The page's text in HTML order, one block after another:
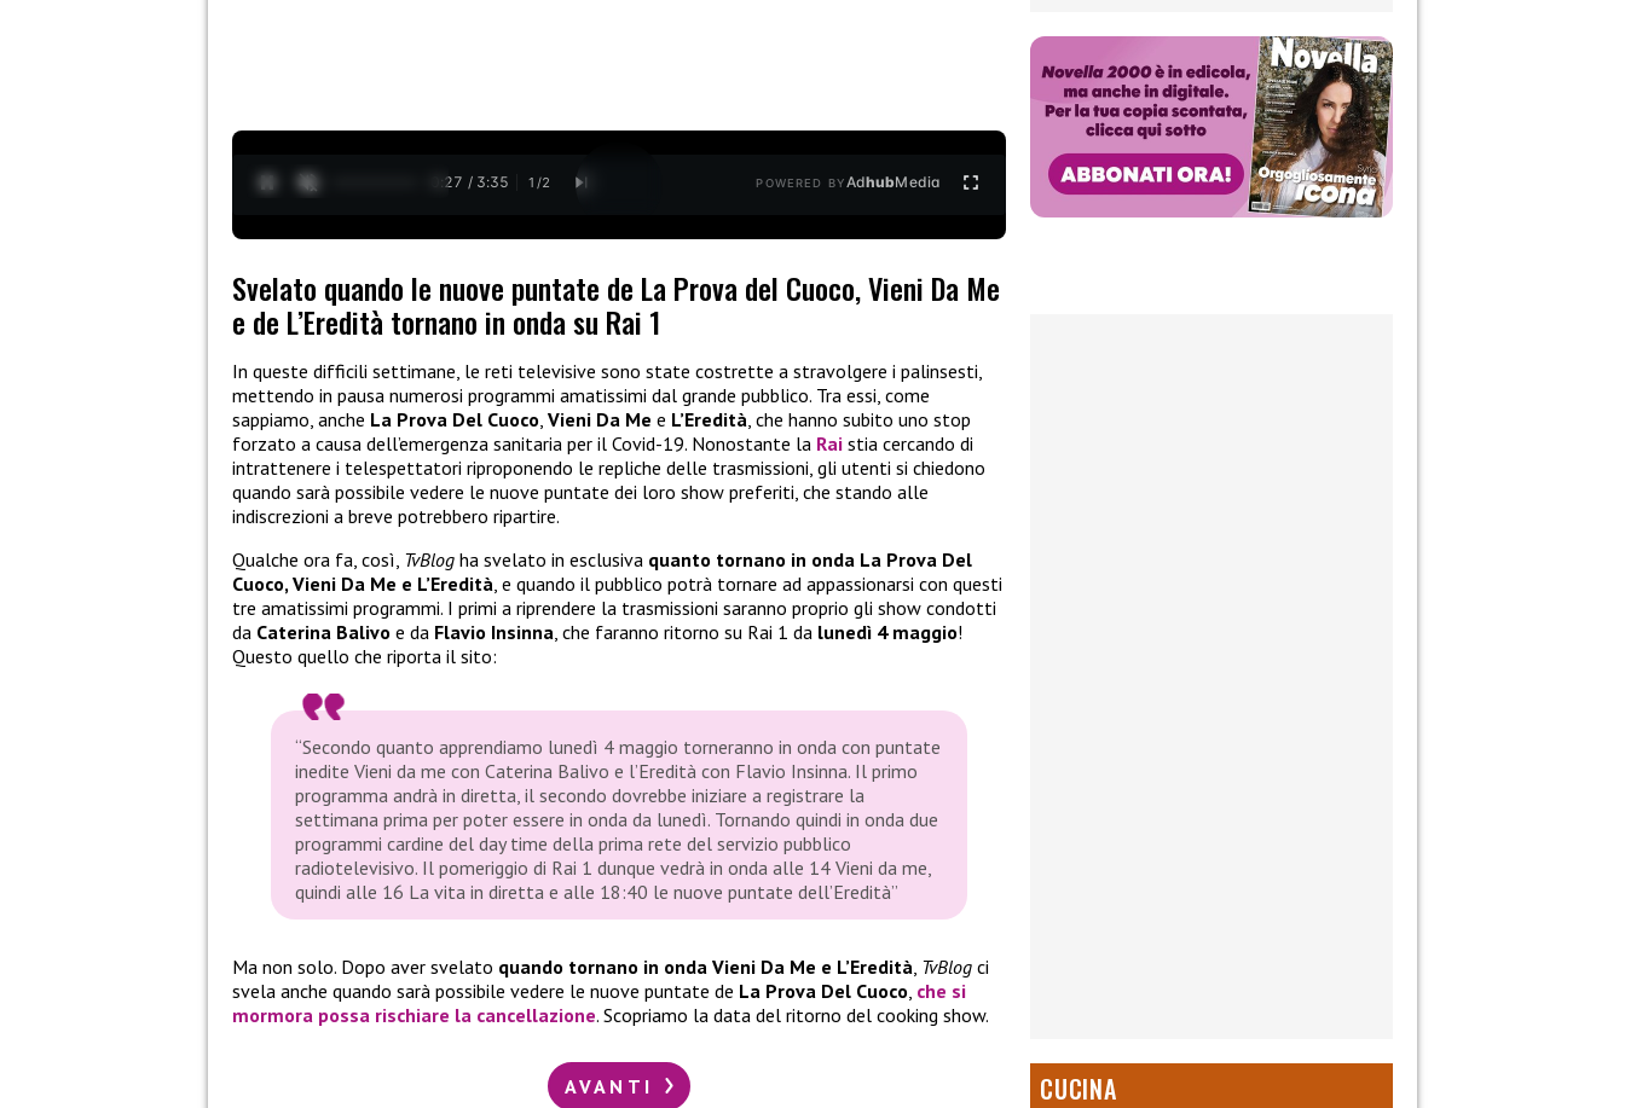
0:28 / 3:35 1 /2 POWERED BYAdhubMedia
Svelato quando le nuove puntate de La Prova del Cuoco, Vieni Da Me
e de L’Eredità tornano in onda su Rai 1
In queste difficili settimane, le reti televisive sono state costrette a stravolgere i palinsesti,
mettendo in pausa numerosi programmi amatissimi dal grande pubblico. Tra essi, come
sappiamo, anche La Prova Del Cuoco, Vieni Da Me e L’Eredità, che hanno subito uno stop
forzato a causa dell’emergenza sanitaria per il Covid-19. Nonostante la Rai stia cercando di
intrattenere i telespettatori riproponendo le repliche delle trasmissioni, gli utenti si chiedono
quando sarà possibile vedere le nuove puntate dei loro show preferiti, che stando alle
indiscrezioni a breve potrebbero ripartire.
Qualche ora fa, così, TvBlog ha svelato in esclusiva quanto tornano in onda La Prova Del
Cuoco, Vieni Da Me e L’Eredità, e quando il pubblico potrà tornare ad appassionarsi con questi
tre amatissimi programmi. I primi a riprendere la trasmissioni saranno proprio gli show condotti
da Caterina Balivo e da Flavio Insinna, che faranno ritorno su Rai 1 da lunedì 4 maggio!
Questo quello che riporta il sito:
“Secondo quanto apprendiamo lunedì 4 maggio torneranno in onda con puntate
inedite Vieni da me con Caterina Balivo e l’Eredità con Flavio Insinna. Il primo
programma andrà in diretta, il secondo dovrebbe iniziare a registrare la
settimana prima per poter essere in onda da lunedì. Tornando quindi in onda due
programmi cardine del day time della prima rete del servizio pubblico
radiotelevisivo. Il pomeriggio di Rai 1 dunque vedrà in onda alle 14 Vieni da me,
quindi alle 16 La vita in diretta e alle 18:40 le nuove puntate dell’Eredità”
Ma non solo. Dopo aver svelato quando tornano in onda Vieni Da Me e L’Eredità, TvBlog ci
svela anche quando sarà possibile vedere le nuove puntate de La Prova Del Cuoco, che si
mormora possa rischiare la cancellazione. Scopriamo la data del ritorno del cooking show.
AVANTI CUCINA